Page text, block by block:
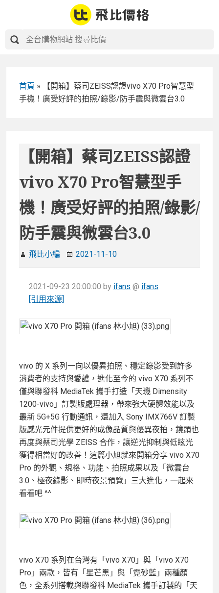
首頁 »
【開箱】蔡司ZEISS認證vivo X70 Pro智慧型
手機！廣受好評的拍照/錄影/防手震與微雲台3.0
【開箱】蔡司ZEISS認證
vivo X70 Pro智慧型手
機！廣受好評的拍照/錄影/
防手震與微雲台3.0
飛比小編 2021-11-10
2021-09-23 20:00:00 by ifans @ ifans
[引用來源]
vivo 的 X 系列一向以優異拍照、穩定錄影受到許多
消費者的支持與愛護，進化至今的 vivo X70 系列不
僅與聯發科 MediaTek 攜手打造「天璣 Dimensity
1200-vivo」訂製版處理器，帶來強大硬體效能以及
最新 5G+5G 行動通訊，還加入 Sony IMX766V 訂製
版感光元件提供更好的成像品質與優異夜拍，鏡頭也
再度與蔡司光學 ZEISS 合作，讓逆光抑制與低眩光
獲得相當好的改善！這篇小旭就來開箱分享 vivo X70
Pro 的外觀、規格、功能、拍照成果以及「微雲台
3.0、極夜錄影、即時夜景預覽」三大進化，一起來
看看吧 ^^
vivo X70 系列在台灣有「vivo X70」與「vivo X70
Pro」兩款，皆有「星芒黑」與「霓砂藍」兩種顏
色，全系列搭載與聯發科 MediaTek 攜手訂製的「天